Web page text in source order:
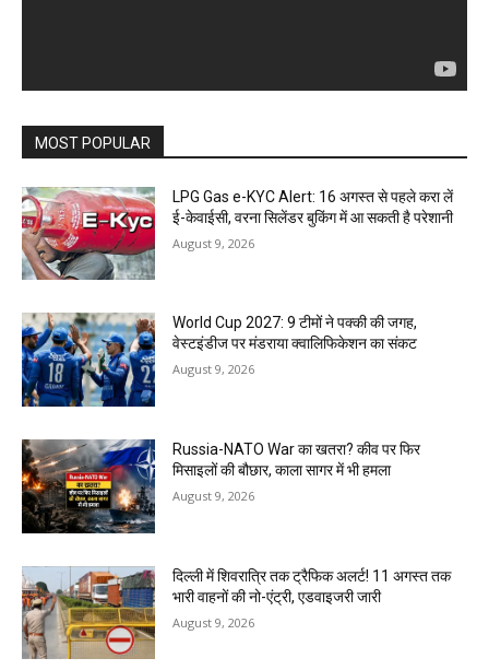
MOST POPULAR
LPG Gas e-KYC Alert: 16 अगस्त से पहले करा लें
ई-केवाईसी, वरना सिलेंडर बुकिंग में आ सकती है परेशानी
August 9, 2026
World Cup 2027: 9 टीमों ने पक्की की जगह,
वेस्टइंडीज पर मंडराया क्वालिफिकेशन का संकट
August 9, 2026
Russia-NATO War का खतरा? कीव पर फिर
मिसाइलों की बौछार, काला सागर में भी हमला
August 9, 2026
दिल्ली में शिवरात्रि तक ट्रैफिक अलर्ट! 11 अगस्त तक
भारी वाहनों की नो-एंट्री, एडवाइजरी जारी
August 9, 2026